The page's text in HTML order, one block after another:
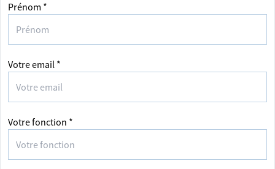
Prénom *
Votre email *
Votre fonction *